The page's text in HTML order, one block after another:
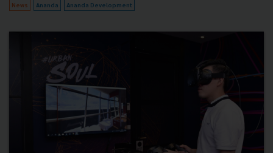
News Ananda Ananda Development